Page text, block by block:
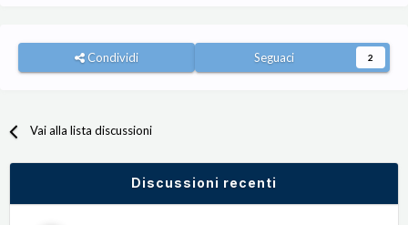
Condividi Seguaci 2
Vai alla lista discussioni
Discussioni recenti